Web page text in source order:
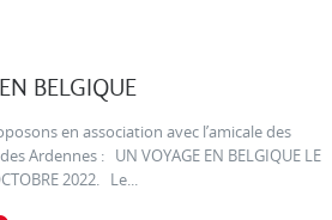
BELGIQUE
en association avec l’amicale des
Ardennes : UN VOYAGE EN BELGIQUE LE
2022. Le...